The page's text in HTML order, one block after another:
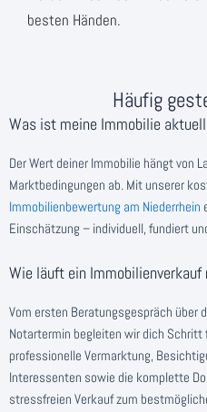
besten Händen.
Häufig
Was ist meine Immobilie
Der Wert deiner Immobilie hängt von
Marktbedingungen ab. Mit unserer
Immobilienbewertung am Niederrhein
Einschätzung – individuell, fundiert
Wie läuft ein
Vom ersten Beratungsgespräch über
Notartermin begleiten wir dich Schritt
professionelle Vermarktung,
Interessenten sowie die komplette
stressfreien Verkauf zum